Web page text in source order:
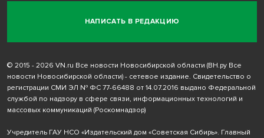
НАПИСАТЬ В РЕДАКЦИЮ
© 2015 - 2026 VN.ru Все новости Новосибирской области (ВН.ру Все
новости Новосибирской области) - сетевое издание. Свидетельство о
регистрации СМИ ЭЛ № ФС 77-66488 от 14.07.2016 выдано Федеральной
службой по надзору в сфере связи, информационных технологий и
массовых коммуникаций (Роскомнадзор)
Учредитель ГАУ НСО «Издательский дом «Советская Сибирь». Главный